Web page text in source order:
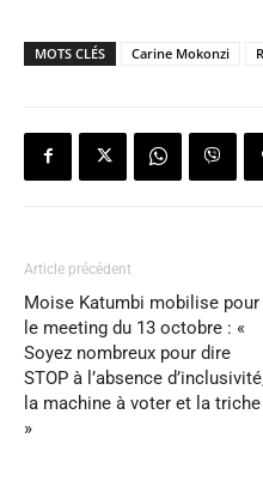
MOTS CLÉS Carine Mokonzi
Article précédent
Moise Katumbi mobilise pour
le meeting du 13 octobre : «
Soyez nombreux pour dire
STOP à l’absence
la machine à voter et la triche
»